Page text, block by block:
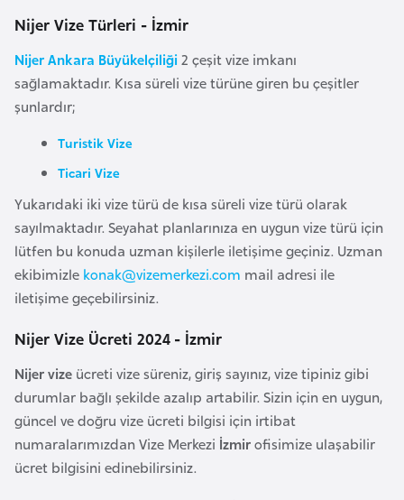
Nijer Vize Türleri - İzmir
Nijer Ankara Büyükelçiliği2 çeşit vize imkanı
sağlamaktadır. Kısa süreli vize türüne giren bu çeşitler
şunlardır;
Turistik Vize
Ticari Vize
Yukarıdaki iki vize türü de kısa süreli vize türü olarak
sayılmaktadır. Seyahat planlarınıza en uygun vize türü için
lütfen bu konuda uzman kişilerle iletişime geçiniz. Uzman
ekibimizle konak@vizemerkezi.com mail adresi ile
iletişime geçebilirsiniz.
Nijer Vize Ücreti 2024 - İzmir
Nijer vize ücreti vize süreniz, giriş sayınız, vize tipiniz gibi
durumlar bağlı şekilde azalıp artabilir. Sizin için en uygun,
güncel ve doğru vize ücreti bilgisi için irtibat
numaralarımızdan Vize Merkezi İzmirofisimize ulaşabilir
ücret bilgisini edinebilirsiniz.
l
g
a
r
i
n
B
u
r
i
n
a
F
a
s